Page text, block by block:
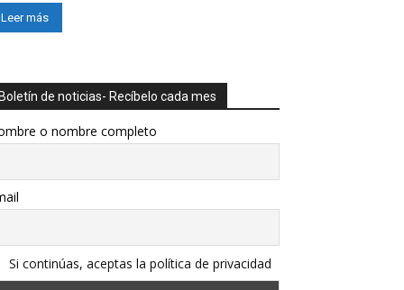
Leer más
Boletín de noticias- Recíbelo cada mes
o nombre completo
Si continúas, aceptas la política de privacidad